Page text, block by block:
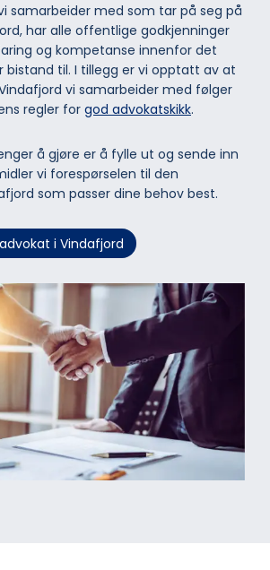
samarbeider med som tar på seg på
har alle offentlige godkjenninger
og kompetanse innenfor det
bistand til. I tillegg er vi opptatt av at
vi samarbeider med følger
regler forgod advokatskikk.
å gjøre er å fylle ut og sende inn
vi forespørselen til den
som passer dine behov best.
i Vindafjord